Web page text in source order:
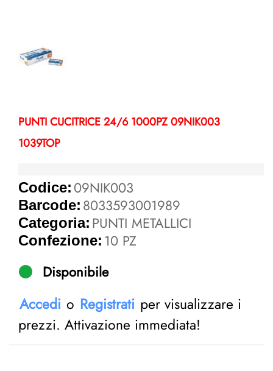
PUNTI CUCITRICE 24/6 1000PZ 09NIK003
1039TOP
Codice: 09NIK003
Barcode: 8033593001989
Categoria: PUNTI METALLICI
Confezione: 10 PZ
Disponibile
Accedi o Registrati per visualizzare i
prezzi. Attivazione immediata!